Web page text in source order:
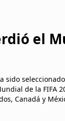
el
sido
de la FIFA
Canadá y